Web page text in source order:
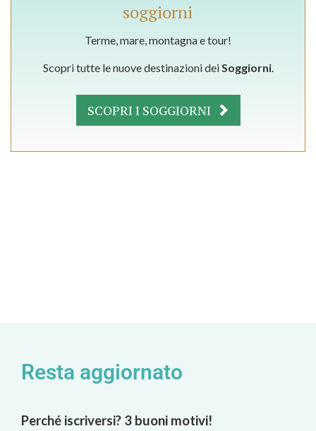
soggiorni
Terme, mare, montagna e tour!
Scopri tutte le nuove destinazioni deiSoggiorni.
SCOPRI I SOGGIORNI
Resta aggiornato
Perché iscriversi? 3 buoni motivi!